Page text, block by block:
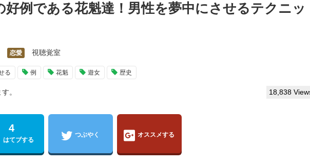
好例である花魁達！男性を夢中にさせるテクニッ
恋愛 視聴覚室
る 例 花魁 遊女 歴史
。 18,838
4
はてブする
つぶやく オススメする